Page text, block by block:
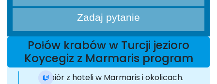
Zadaj pytanie
Połów krabów w Turcji jezioro
Koycegiz z Marmaris program
Odbiór z hoteli w Marmaris i okolicach.